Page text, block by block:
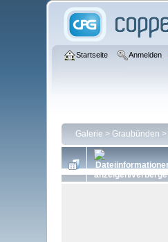
Startseite Anmelden
Galerie > Graubünden >